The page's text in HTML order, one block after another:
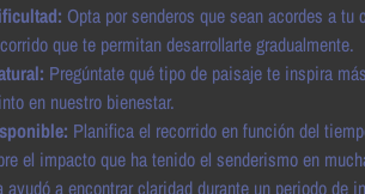
Opta por senderos que sean acordes a
que te permitan desarrollarte gradualmente.
Pregúntate qué tipo de paisaje te inspira
en nuestro bienestar.
Planifica el recorrido en función del
el impacto que ha tenido el senderismo en
ayudó a encontrar claridad durante un periodo